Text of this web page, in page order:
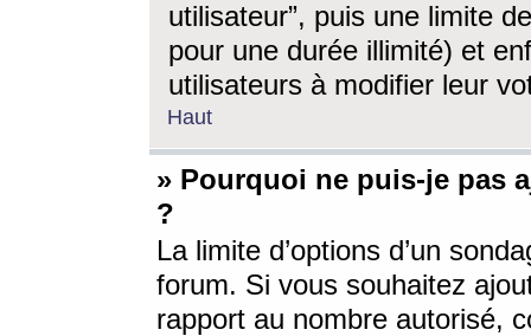
utilisateur”, puis une limite
pour une durée illimité) et
utilisateurs à modifier leur
Haut
» Pourquoi ne puis-je pas
?
La limite d’options d’un
forum. Si vous souhaitez
rapport au nombre autorisé,